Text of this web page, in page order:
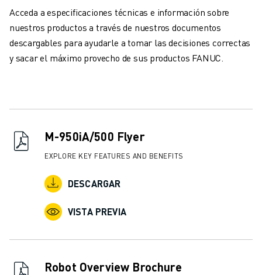
CONTACTE
UBICACIONES
IMPRINT
Acceda a especificaciones técnicas e información sobre
nuestros productos a través de nuestros documentos
descargables para ayudarle a tomar las decisiones correctas
y sacar el máximo provecho de sus productos FANUC.
M-950iA/500 Flyer
EXPLORE KEY FEATURES AND BENEFITS
DESCARGAR
VISTA PREVIA
Robot Overview Brochure